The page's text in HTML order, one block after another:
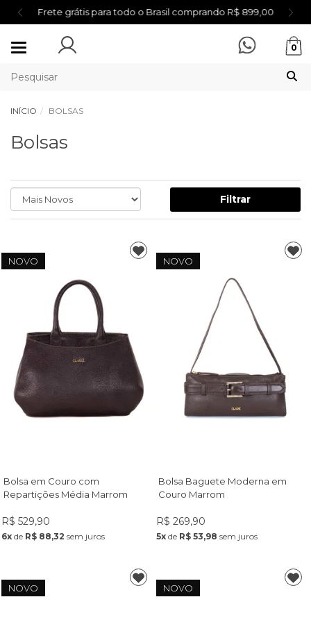
Frete grátis para todo o Brasil comprando R$ 899,00
Mudar
0
INÍCIO BOLSAS
Bolsas
Filtrar
NOVO
Bolsa em Couro com
Repartições Média Marrom
R$ 529,90
6xde R$ 88,32 sem juros
NOVO
Bolsa Baguete Moderna em
Couro Marrom
R$ 269,90
5x de R$ 53,98 sem juros
NOVO NOVO